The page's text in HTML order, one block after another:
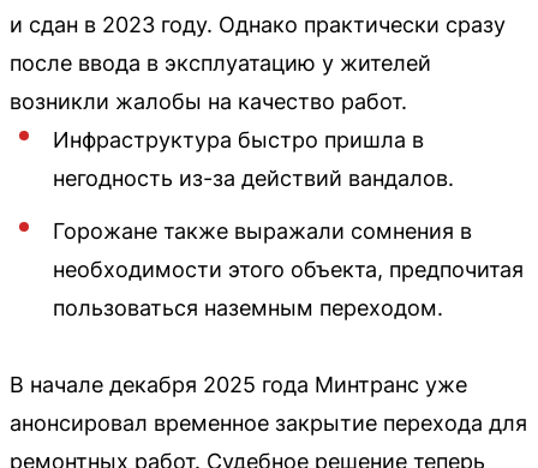
и сдан в 2023 году. Однако практически сразу
после ввода в эксплуатацию у жителей
возникли жалобы на качество работ.
Инфраструктура быстро пришла в
негодность из-за действий вандалов.
Горожане также выражали сомнения в
необходимости этого объекта, предпочитая
пользоваться наземным переходом.
В начале декабря 2025 года Минтранс уже
анонсировал временное закрытие перехода для
ремонтных работ. Судебное решение теперь